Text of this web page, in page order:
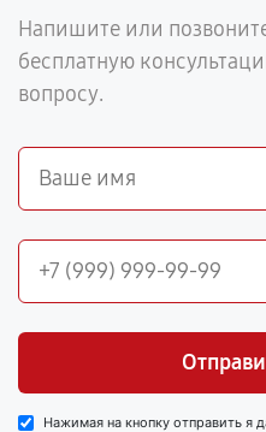
Напишите или
бесплатную
вопросу.
Нажимая на кнопку отправить я